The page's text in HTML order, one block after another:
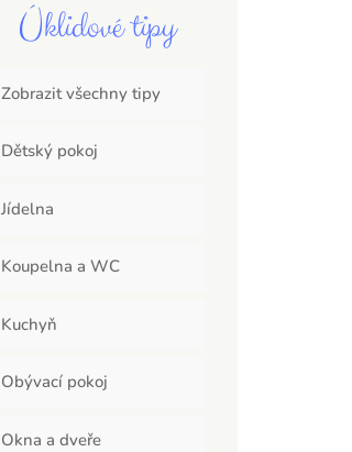
Úklidové tipy
Zobrazit všechny tipy
Dětský pokoj
Jídelna
Koupelna a WC
Kuchyň
Obývací pokoj
Okna a dveře